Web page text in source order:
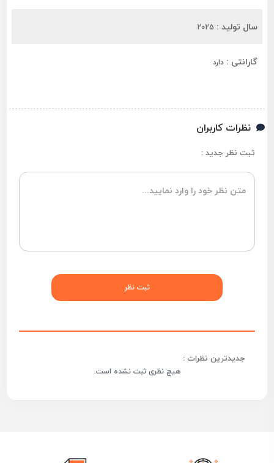
سال تولید : 2025
گارانتی : دارد
نظرات کاربران
ثبت نظر جدید :
جدیدترین نظرات :
هیچ نظری ثبت نشده است.